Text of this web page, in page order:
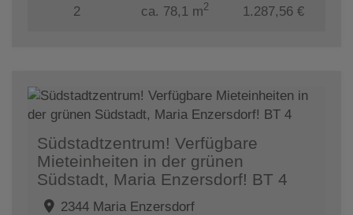
2 ca. 78,1 m2 1.287,56 €
Südstadtzentrum! Verfügbare
Mieteinheiten in der grünen
Südstadt, Maria Enzersdorf! BT 4
2344 Maria Enzersdorf